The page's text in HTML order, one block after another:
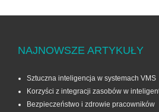
NAJNOWSZE ARTYKUŁY
Sztuczna inteligencja w systemach VMS
Korzyści z integracji zasobów w
Bezpieczeństwo i zdrowie pracowników